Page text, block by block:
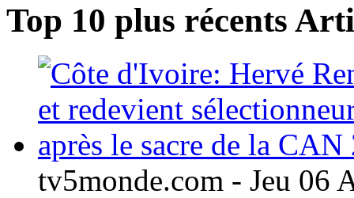
Top 10 plus récents
tv5monde.com - Jeu 06